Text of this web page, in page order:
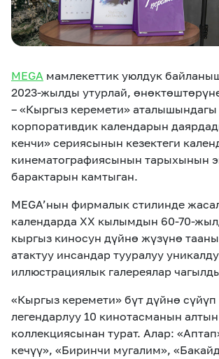
Чалуулар жана
SMS
Номерди тандоо
Биз жөнүндө Жаңылыктар
Өнөктөштөргө
Офис картасы
жана каптоо
MegaTV MegaPay
MEGA мамлекеттик уюлдук
2023-жылды утурлай,
– «Кыргыз керемети»
корпоративдик календарын
кенчи» сериясынын кезектеги
кинематографиясынын тарыхынын
барактарын камтыган.
MEGA’нын фирмалык стилинде
календарда XX кылымдын 60-70-
кыргыз киносун дүйнө жүзүнө
атактуу инсандар тууралуу
иллюстрациялык галереялар
«Кыргыз керемети» бүт дүйнө сүйүп
легендарлуу 10 кинотасманын алтын
коллекциясынан турат. Алар:
кечүү», «Биринчи мугалим»,